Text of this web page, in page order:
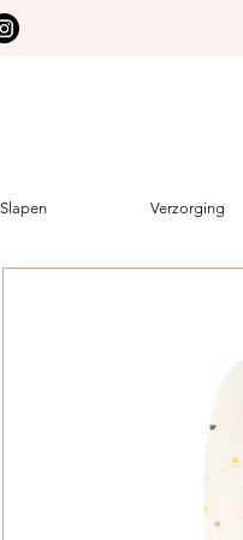
Slapen Verzorging